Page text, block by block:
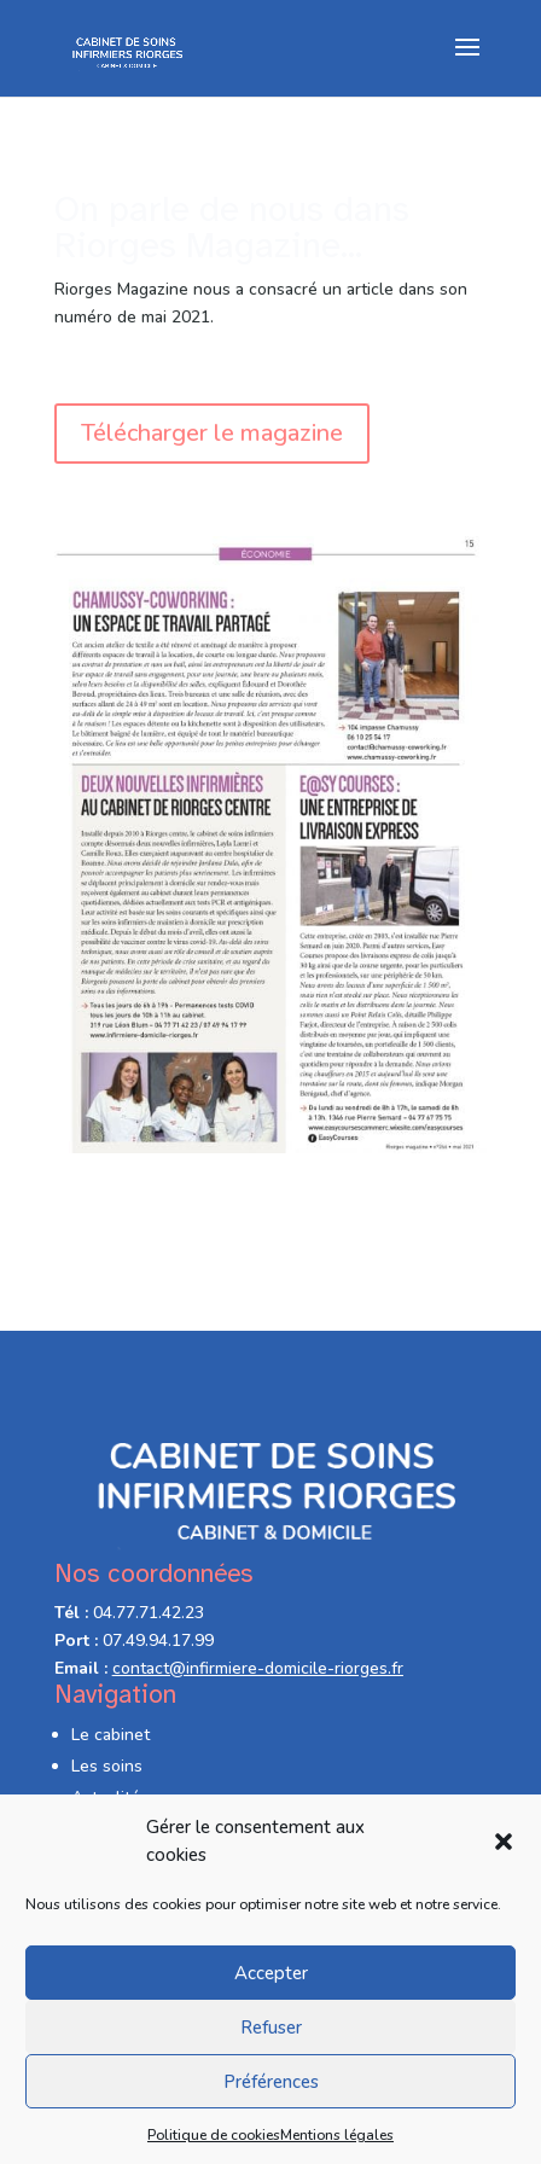
Gérer le consentement aux
cookies
Nous utilisons des cookies pour optimiser notre site web et notre service.
Accepter
Refuser
Préférences
Politique de cookiesMentions légales
Riorges Magazine nous a consacré un article dans son
numéro de mai 2021.
Télécharger le magazine
Nos coordonnées
Tél :04.77.71.42.23
Port :07.49.94.17.99
Email : contact@infirmiere-domicile-riorges.fr
Navigation
Le cabinet
Les soins
Actualités
Liens utiles
Politique de cookies (UE)
Mentions légales
infirmiere-domicile-riorges.fr - Tous droits réservés -
Conception site Internet : Agence Key Web